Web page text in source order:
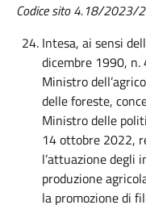
Codice sito 4.18/2023/
Intesa, ai sensi
dicembre 1990, n.
Ministro
delle foreste,
Ministro delle
14 ottobre 2022,
l’attuazione degli
produzione
la promozione di